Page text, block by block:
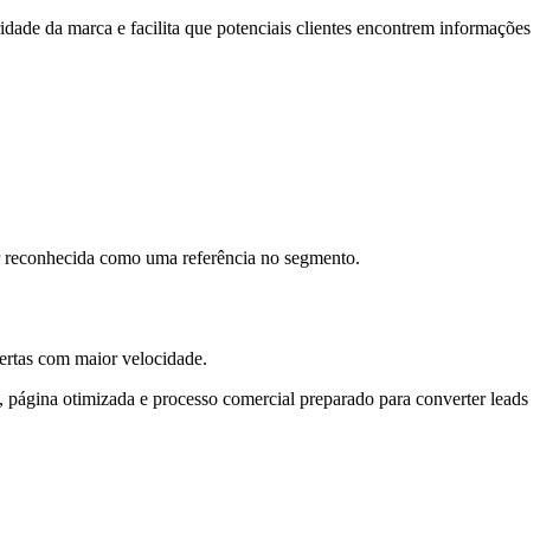
da marca e facilita que potenciais clientes encontrem informações
como uma referência no segmento.
com maior velocidade.
otimizada e processo comercial preparado para converter leads